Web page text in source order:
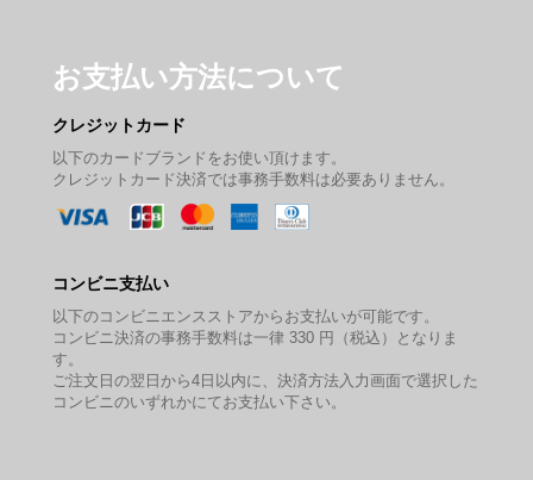
お支払い方法について
クレジットカード
以下のカードブランドをお使い頂けます。
クレジットカード決済では事務手数料は必要ありません。
コンビニ支払い
以下のコンビニエンスストアからお支払いが可能です。
コンビニ決済の事務手数料は一律 330 円（税込）となりま
す。
ご注文日の翌日から4日以内に、決済方法入力画面で選択した
コンビニのいずれかにてお支払い下さい。